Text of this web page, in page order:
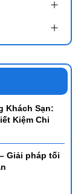
Khách Sạn:
Kiệm Chi
Giải pháp tối